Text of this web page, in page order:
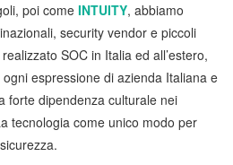
poi come INTUITY, abbiamo
security vendor e piccoli
SOC in Italia ed all’estero,
espressione di azienda Italiana e
forte dipendenza culturale nei
tecnologia come unico modo per